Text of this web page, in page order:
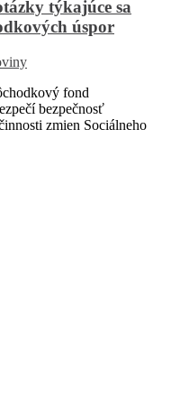
týkajúce sa
úspor
fond
bezpečnosť
zmien Sociálneho